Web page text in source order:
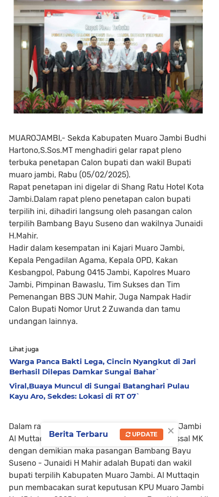
MUAROJAMBI,- Sekda Kabupaten Muaro Jambi Budhi
Hartono,S.Sos.MT menghadiri gelar rapat pleno
terbuka penetapan Calon bupati dan wakil Bupati
muaro jambi, Rabu (05/02/2025).
Rapat penetapan ini digelar di Shang Ratu Hotel Kota
Jambi.Dalam rapat pleno penetapan calon bupati
terpilih ini, dihadiri langsung oleh pasangan calon
terpilih Bambang Bayu Suseno dan wakilnya Junaidi
H.Mahir.
Hadir dalam kesempatan ini Kajari Muaro Jambi,
Kepala Pengadilan Agama, Kepala OPD, Kakan
Kesbangpol, Pabung 0415 Jambi, Kapolres Muaro
Jambi, Pimpinan Bawaslu, Tim Sukses dan Tim
Pemenangan BBS JUN Mahir, Juga Nampak Hadir
Calon Bupati Nomor Urut 2 Zuwanda dan tamu
undangan lainnya.
Lihat juga
Warga Panca Bakti Lega, Cincin Nyangkut di Jari
Berhasil Dilepas Damkar Sungai Bahar`
Viral,Buaya Muncul di Sungai Batanghari Pulau
Kayu Aro, Sekdes: Lokasi di RT 07`
Dalam rapat pleno tersebut, Ketua KPU Muaro Jambi
Al Muttaqin menyebut, setelah putusan dismissal MK
dengan demikian maka pasangan Bambang Bayu
Suseno - Junaidi H Mahir adalah Bupati dan wakil
bupati terpilih Kabupaten Muaro Jambi. Al Muttaqin
pun membacakan surat keputusan KPU Muaro Jambi
×
Berita Terbaru UPDATE